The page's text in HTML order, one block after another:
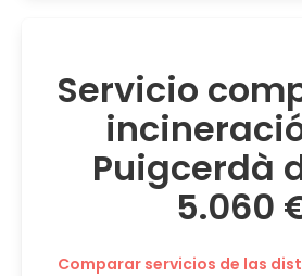
Servicio
Puigcerdà
5.060
Comparar servicios de las